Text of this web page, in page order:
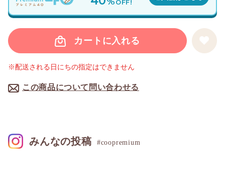
カートに入れる
この商品について問い合わせる
※配送される日にちの指定はできません
OFF!
みんなの投稿 #coopremium